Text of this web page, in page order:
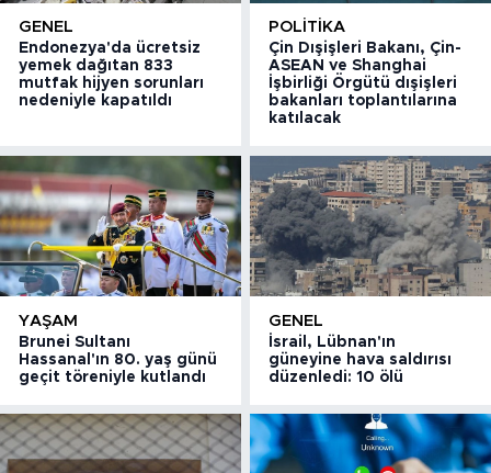
GENEL
Endonezya'da ücretsiz
yemek dağıtan 833
mutfak hijyen sorunları
nedeniyle kapatıldı
POLITIKA
Çin Dışişleri Bakanı, Çin-
ASEAN ve Shanghai
İşbirliği Örgütü dışişleri
bakanları toplantılarına
katılacak
YAŞAM
Brunei Sultanı
Hassanal'ın 80. yaş günü
geçit töreniyle kutlandı
GENEL
İsrail, Lübnan'ın
güneyine hava saldırısı
düzenledi: 10 ölü